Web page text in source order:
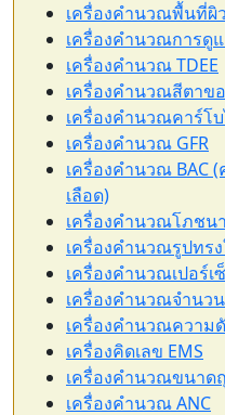
เครื่องคำนวณพื้นที่ผิ
เครื่องคำนวณการดู
เครื่องคำนวณ TDEE
เครื่องคำนวณสีตาข
เครื่องคำนวณคาร์โบ
เครื่องคำนวณ GFR
เครื่องคำนวณ BAC
เลือด)
เครื่องคำนวณโภชน
เครื่องคำนวณรูปทร
เครื่องคำนวณเปอร์เ
เครื่องคำนวณจำนว
เครื่องคำนวณความ
เครื่องคิดเลข EMS
เครื่องคำนวณขนาด
เครื่องคำนวณ ANC